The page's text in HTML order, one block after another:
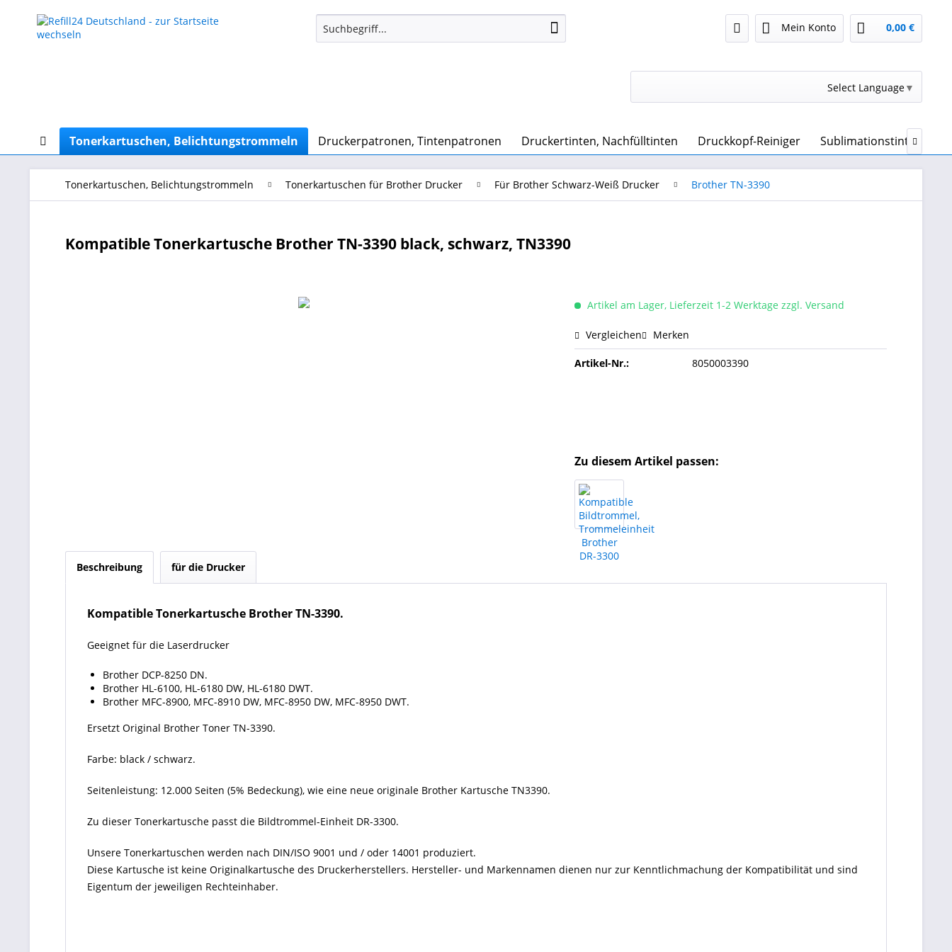
Mein Konto 0,00 €
Select Language▼
Tonerkartuschen, Belichtungstrommeln Druckerpatronen, Tintenpatronen Druckertinten, Nachfülltinten Druckkopf-Reiniger Sublimationstinte &

Tonerkartuschen, Belichtungstrommeln Tonerkartuschen für Brother Drucker Für Brother Schwarz-Weiß Drucker Brother TN-3390
Kompatible Tonerkartusche Brother TN-3390 black, schwarz, TN3390
Artikel am Lager, Lieferzeit 1-2 Werktage zzgl. Versand
Vergleichen Merken
Artikel-Nr.: 8050003390
Zu diesem Artikel passen:
Beschreibung für die Drucker
Kompatible Tonerkartusche Brother TN-3390.
Geeignet für die Laserdrucker
Brother DCP-8250 DN.
Brother HL-6100, HL-6180 DW, HL-6180 DWT.
Brother MFC-8900, MFC-8910 DW, MFC-8950 DW, MFC-8950 DWT.
Ersetzt Original Brother Toner TN-3390.
Farbe: black / schwarz.
Seitenleistung: 12.000 Seiten (5% Bedeckung), wie eine neue originale Brother Kartusche TN3390.
Zu dieser Tonerkartusche passt die Bildtrommel-Einheit DR-3300.
Unsere Tonerkartuschen werden nach DIN/ISO 9001 und / oder 14001 produziert.
Diese Kartusche ist keine Originalkartusche des Druckerherstellers. Hersteller- und Markennamen dienen nur zur Kenntlichmachung der Kompatibilität und sind
Eigentum der jeweiligen Rechteinhaber.